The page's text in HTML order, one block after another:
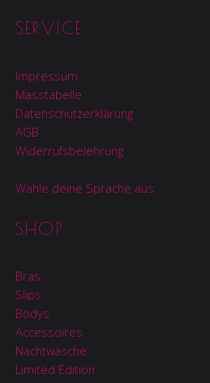
Footer sidebar
SERVICE
Impressum
Masstabelle
Datenschutzerklärung
AGB
Widerrufsbelehrung
Wähle deine Sprache aus:
SHOP
Bras
Slips
Bodys
Accessoires
Nachtwäsche
Limited Edition